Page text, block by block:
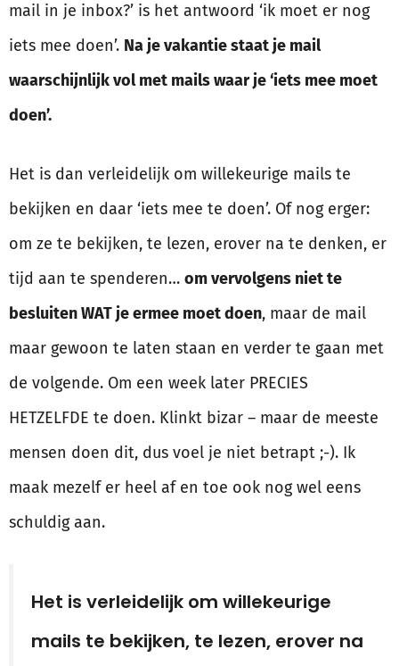
mail in je inbox?’ is het antwoord ‘ik moet er nog
iets mee doen’. Na je vakantie staat je mail
waarschijnlijk vol met mails waar je ‘iets mee moet
doen’.
Het is dan verleidelijk om willekeurige mails te
bekijken en daar ‘iets mee te doen’. Of nog erger:
om ze te bekijken, te lezen, erover na te denken, er
tijd aan te spenderen… om vervolgens niet te
besluiten WAT je ermee moet doen, maar de mail
maar gewoon te laten staan en verder te gaan met
de volgende. Om een week later PRECIES
HETZELFDE te doen. Klinkt bizar – maar de meeste
mensen doen dit, dus voel je niet betrapt ;-). Ik
maak mezelf er heel af en toe ook nog wel eens
schuldig aan.
Het is verleidelijk om willekeurige
mails te bekijken, te lezen, erover na